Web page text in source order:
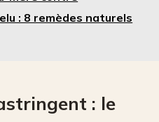
: 8 remèdes naturels
: le